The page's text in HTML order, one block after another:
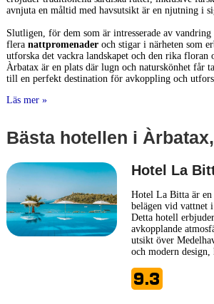
avnjuta en måltid med havsutsikt är en njutning i
Slutligen, för dem som är intresserade av
flera nattpromenaderoch stigar i närheten som
utforska det vackra landskapet och den rika floran
Àrbatax är en plats där lugn och naturskönhet får
till en perfekt destination för avkoppling och
Läs mer »
Bästa hotellen i
Hotel La
Hotel La Bitta är
belägen vid vattnet
Detta hotell
avkopplande
utsikt över
och modern
till en idealisk plats
och utforskning av
9.3